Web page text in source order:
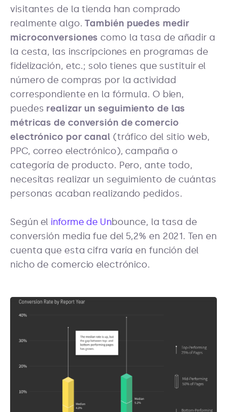
visitantes de la tienda han comprado
realmente algo.También puedes medir
microconversiones como la tasa de añadir a
la cesta, las inscripciones en programas de
fidelización, etc.; solo tienes que sustituir el
número de compras por la actividad
correspondiente en la fórmula. O bien,
puedes realizar un seguimiento de las
métricas de conversión de comercio
electrónico por canal (tráfico del sitio web,
PPC, correo electrónico), campaña o
categoría de producto. Pero, ante todo,
necesitas realizar un seguimiento de cuántas
personas acaban realizando pedidos.
Según el informe de Unbounce, la tasa de
conversión media fue del 5,2% en 2021. Ten en
cuenta que esta cifra varía en función del
nicho de comercio electrónico.